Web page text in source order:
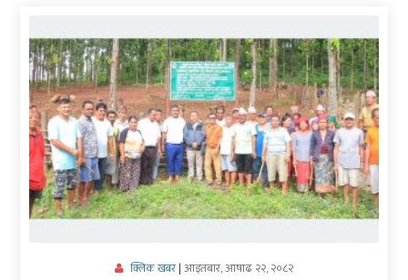
अर्थ/
वाणिज्य
मनाेरञ्जन
विज्ञान
प्रविधि
अन्तरर्वार्ता
क्लिक खबर| आइतबार, आषाढ २२, २०८२